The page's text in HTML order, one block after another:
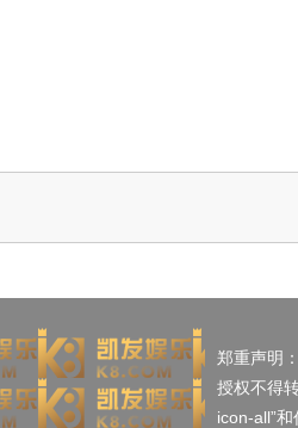
郑重声明
授权不得
icon-all”